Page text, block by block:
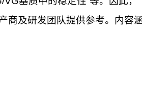
商及研发团队提供参考。内容